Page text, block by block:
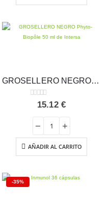
GROSELLERO NEGRO Phyto-Biopôle 50 ml – Intersa
out of 5
15.12 €
AÑADIR AL CARRITO
-35%